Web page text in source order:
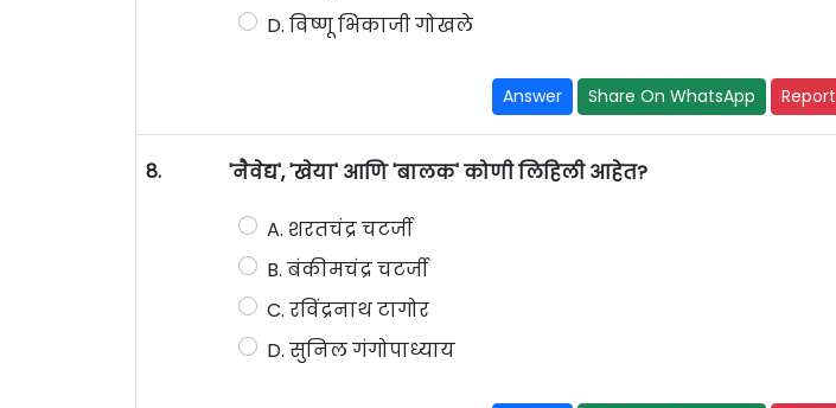
D. विष्णू भिकाजी गोखले
Answer Share On WhatsApp Report
8. 'नैवेद्य', 'खेया' आणि 'बालक' कोणी लिहिली आहेत?
A. शरतचंद्र चटर्जी
B. बंकीमचंद्र चटर्जी
C. रविंद्रनाथ टागोर
D. सुनिल गंगोपाध्याय